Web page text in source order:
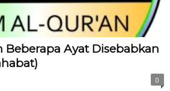
Beberapa Ayat Disebabkan
0